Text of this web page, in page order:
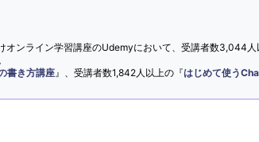
オンライン学習講座のUdemyにおいて、受講者数3,044人
書き方講座 』、受講者数1,842人以上の『はじめて使う